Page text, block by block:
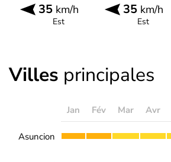
35km/h
Est
35km/h
Est
Villes principales
Jan Fév Mar Avr
Asuncion